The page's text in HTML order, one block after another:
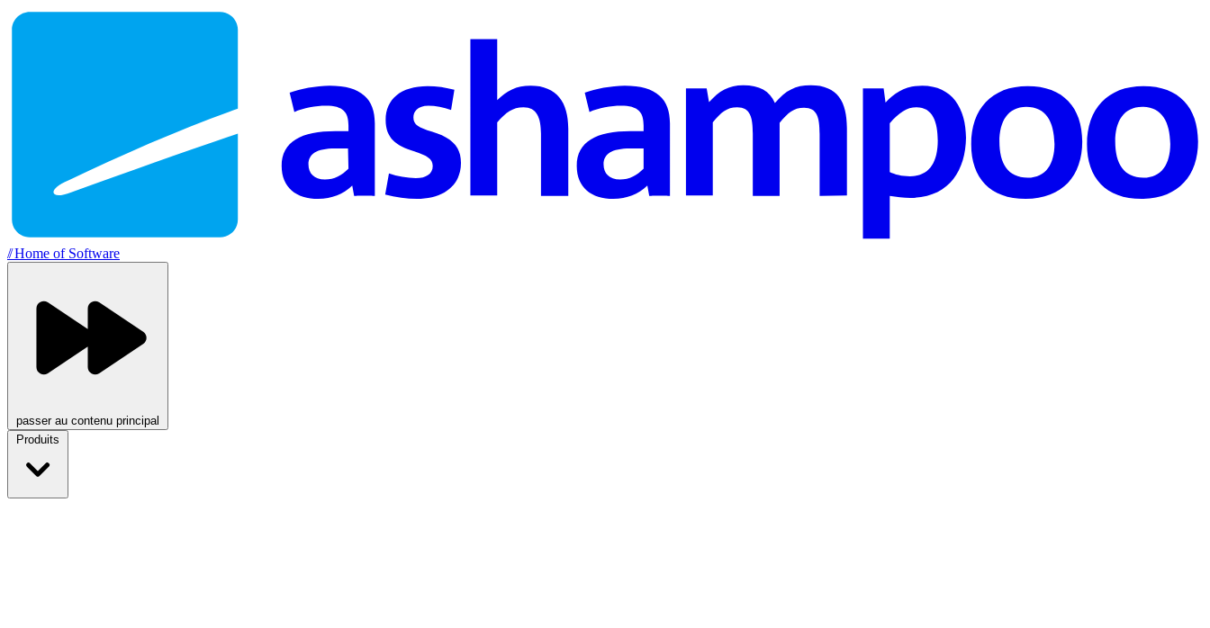
//Home of Software
passer au contenu principal
Produits